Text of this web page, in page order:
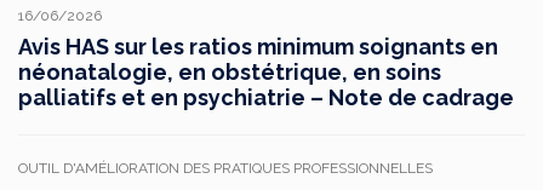
16/06/2026
Avis HAS sur les ratios minimum soignants en
néonatalogie, en obstétrique, en soins
palliatifs et en psychiatrie – Note de cadrage
OUTIL D'AMÉLIORATION DES PRATIQUES PROFESSIONNELLES